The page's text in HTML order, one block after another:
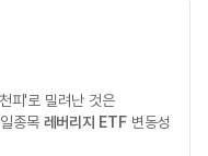
피'로 밀려난 것은
종목 레버리지 ETF변동성